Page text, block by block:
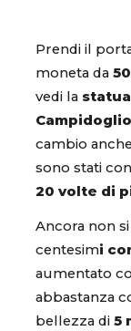
Prendi il
moneta da
vedi la
Campidoglio
cambio anche
sono stati
20 volte di
Ancora non
centesimi
aumentato
abbastanza
bellezza di 5